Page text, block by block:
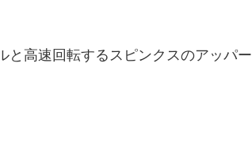
と高速回転するスピンクスのアッパー